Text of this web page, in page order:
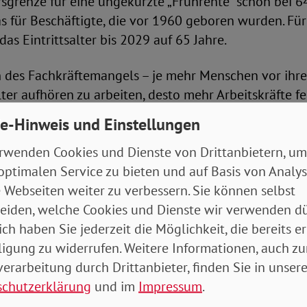
für Beschäftigte, die vor 1960 geboren wurden.
Eintrittsalter bis 2029 auf 65 Jahre.
Fachkräftemangels – je mehr Menschen vor
aufhören zu arbeiten, desto mehr Arbeitskräfte
Arbeitgeber*innen, die Union und auch
für eine Abkehr von der sogenannten „Rente
könne es sich nicht leisten, dass „hauptsächlich
mit 63 in Rente gehen“, hieß es. Die Rede
für qualifizierte Beschäftigte“.
Erwersleben ermöglichen
Vorstandsvorsitzende Michaela Engelmeier der
63‘ – oder eigentlich jetzt ‚Rente mit 64‘ – ist schon
Hinweis und Einstellungen
Cookies und Dienste von Drittanbietern,
Service zu bieten und auf Basis von
Webseiten weiter zu verbessern. Sie können selbst
welche Cookies und Dienste wir verwenden
haben Sie jederzeit die Möglichkeit, die bereits
zu widerrufen. Weitere Informationen, auch
durch Drittanbieter, finden Sie in
und im Impressum.